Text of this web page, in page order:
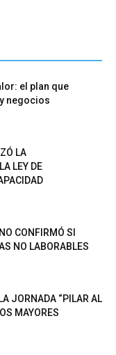
el plan que
negocios
LA
LEY DE
CONFIRMÓ SI
NO LABORABLES
JORNADA “PILAR AL
MAYORES